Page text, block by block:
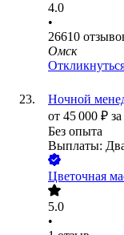
4.0
•
26610
Омск
Ночной
от 45 000 ₽
Без опыта
Выплаты:
Цветочная
5.0
•